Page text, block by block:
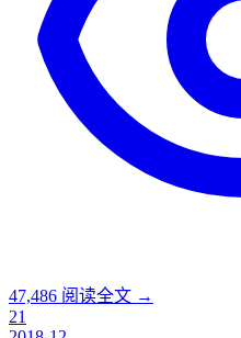
47,486 阅读全文 →
21